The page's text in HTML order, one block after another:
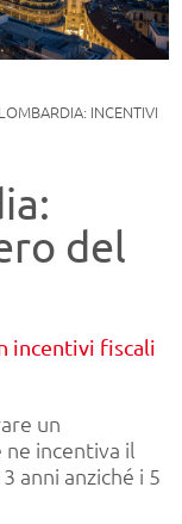
INCENTIVI
del
incentivi fiscali
un
incentiva il
anni anziché i 5